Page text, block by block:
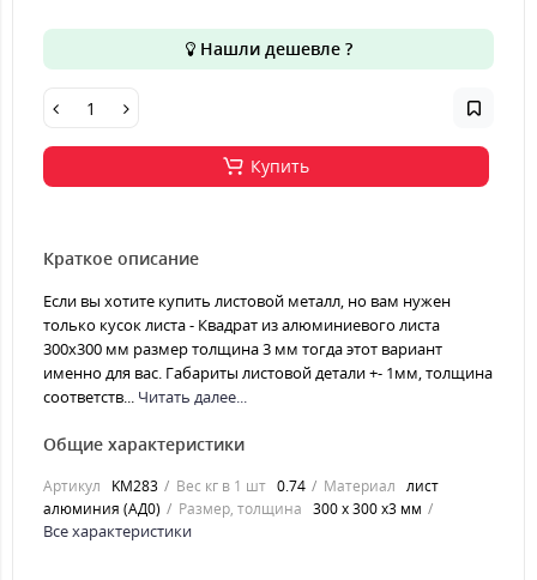
Нашли дешевле ?
Купить
Краткое описание
Если вы хотите купить листовой металл, но вам нужен
только кусок листа - Квадрат из алюминиевого листа
300х300 мм размер толщина 3 мм тогда этот вариант
именно для вас. Габариты листовой детали +- 1мм, толщина
соответств... Читать далее...
Общие характеристики
Артикул KM283 Вес кг в 1 шт 0.74 Материал лист
алюминия (АД0)
Размер, толщина 300 х 300 х3 мм
Все характеристики